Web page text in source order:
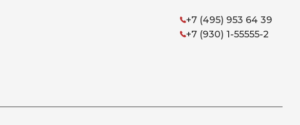
+7 (495) 953 64 39
+7 (930) 1-55555-2